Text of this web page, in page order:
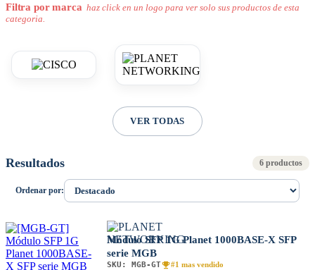
Filtra por marca haz click en un logo para ver solo sus productos de esta
categoria.
VER TODAS
Resultados 6 productos
Ordenar por:
Módulo SFP 1G Planet 1000BASE-X SFP
serie MGB
SKU: MGB-GT #1 mas vendido